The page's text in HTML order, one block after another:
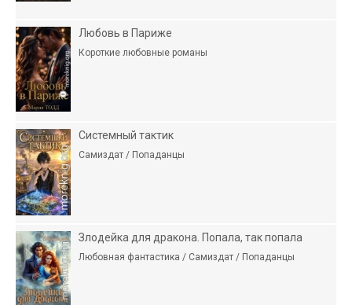
Любовь в Париже
Короткие любовные романы
Системный тактик
Самиздат / Попаданцы
Злодейка для дракона. Попала, так попала
Любовная фантастика / Самиздат / Попаданцы